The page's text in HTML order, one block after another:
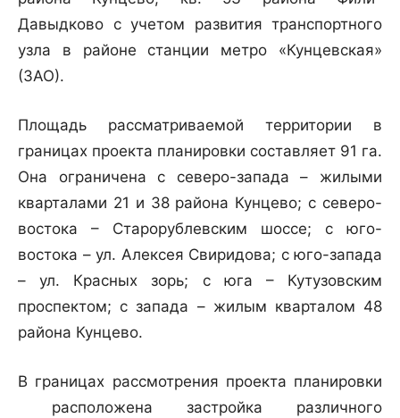
Давыдково с учетом развития транспортного
узла в районе станции метро «Кунцевская»
(ЗАО).
Площадь рассматриваемой территории в
границах проекта планировки составляет 91 га.
Она ограничена с северо-запада – жилыми
кварталами 21 и 38 района Кунцево; с северо-
востока – Старорублевским шоссе; с юго-
востока – ул. Алексея Свиридова; с юго-запада
– ул. Красных зорь; с юга – Кутузовским
проспектом; с запада – жилым кварталом 48
района Кунцево.
В границах рассмотрения проекта планировки
расположена застройка различного